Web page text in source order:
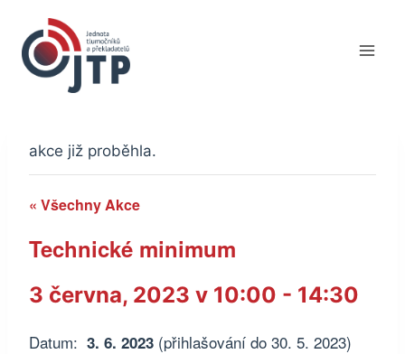
obsah
akce již proběhla.
« Všechny Akce
Technické minimum
3 června, 2023 v 10:00 - 14:30
Datum: 3. 6. 2023 (přihlašování do 30. 5. 2023)